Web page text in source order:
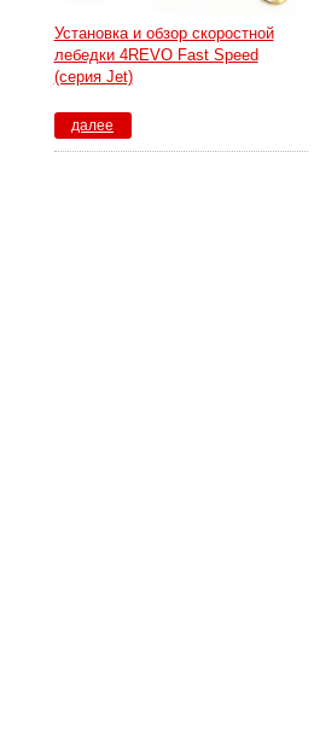
Установка и обзор скоростной
лебедки 4REVO Fast Speed
(серия Jet)
далее